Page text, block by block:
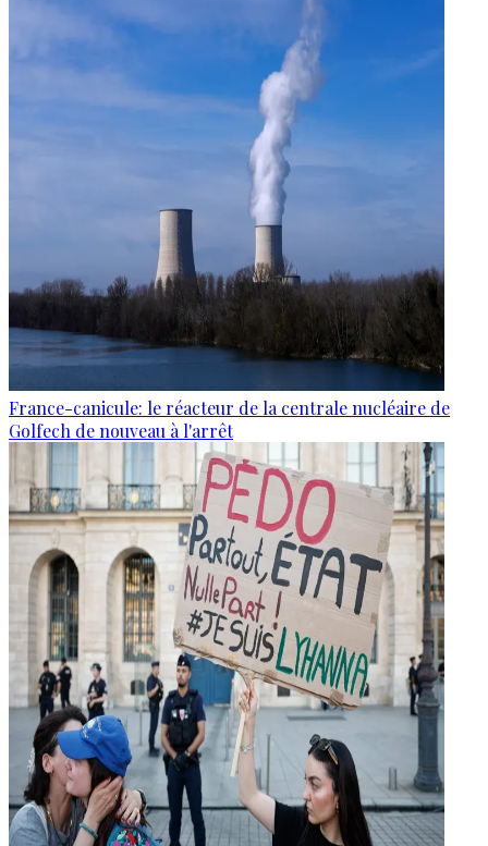
France-canicule: le réacteur de la centrale nucléaire de
Golfech de nouveau à l'arrêt